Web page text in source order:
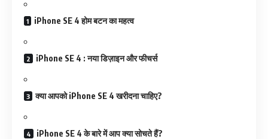
iPhone SE 4 होम बटन का महत्व
iPhone SE 4 : नया डिज़ाइन और फीचर्स
क्या आपको iPhone SE 4 खरीदना चाहिए?
iPhone SE 4 के बारे में आप क्या सोचते हैं?